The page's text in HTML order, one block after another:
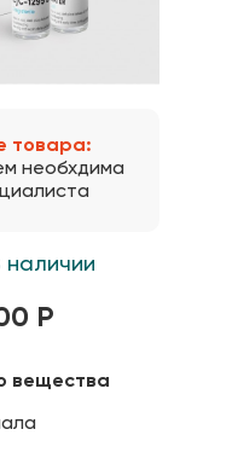
товара:
необхдима
наличии
Р
вещества